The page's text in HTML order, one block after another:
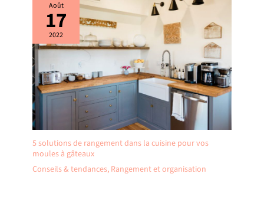
Août
17
2022
5 solutions de rangement dans la cuisine pour vos
moules à gâteaux
Conseils & tendances, Rangement et organisation